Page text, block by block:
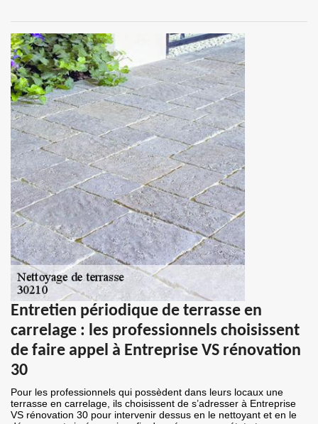
Entretien périodique de terrasse en
carrelage : les professionnels choisissent
de faire appel à Entreprise VS rénovation
30
Pour les professionnels qui possèdent dans leurs locaux une
terrasse en carrelage, ils choisissent de s’adresser à Entreprise
VS rénovation 30 pour intervenir dessus en le nettoyant et en le